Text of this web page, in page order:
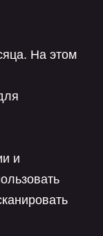
На этом
и